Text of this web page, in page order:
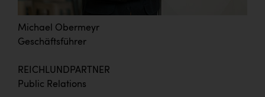
Michael Obermeyr
Geschäftsführer
REICHLUNDPARTNER
Public Relations